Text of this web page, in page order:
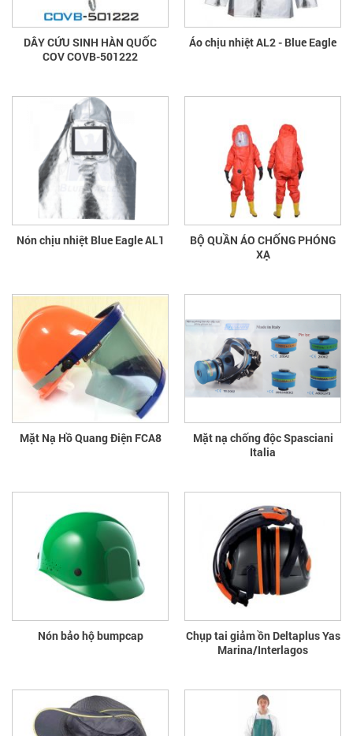
DÂY CỨU SINH HÀN QUỐC
COV COVB-501222
Áo chịu nhiệt AL2 - Blue Eagle
Nón chịu nhiệt Blue Eagle AL1
BỘ QUẦN ÁO CHỐNG PHÓNG
XẠ
Mặt Nạ Hồ Quang Điện FCA8
Mặt nạ chống độc Spasciani
Italia
Nón bảo hộ bumpcap
Chụp tai giảm ồn Deltaplus Yas
Marina/Interlagos